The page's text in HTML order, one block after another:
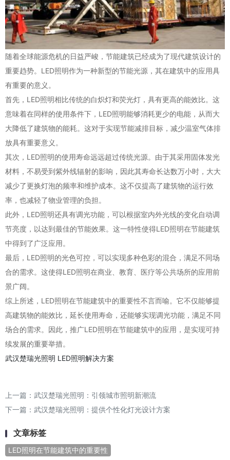
随着全球能源危机的日益严峻，节能建筑已经成为了现代建筑设计的
重要趋势。LED照明作为一种新型的节能光源，其在建筑中的应用具
有重要的意义。
首先，LED照明相比传统的白炽灯和荧光灯，具有更高的能效比。这
意味着在同样的使用条件下，LED照明能够消耗更少的电能，从而大
大降低了建筑物的能耗。这对于实现节能减排目标，减少温室气体排
放具有重要意义。
其次，LED照明的使用寿命远远超过传统光源。由于其采用固体发光
材料，不易受到紫外线辐射的影响，因此其寿命长达数万小时，大大
减少了更换灯泡的频率和维护成本。这不仅提高了建筑物的运行效
率，也减轻了物业管理的负担。
此外，LED照明还具有调光功能，可以根据室内外光线的变化自动调
节亮度，以达到最佳的节能效果。这一特性使得LED照明在节能建筑
中得到了广泛应用。
最后，LED照明的光色可控，可以实现多种色彩的混合，满足不同场
合的需求。这使得LED照明在商业、教育、医疗等公共场所的应用前
景广阔。
综上所述，LED照明在节能建筑中的重要性不言而喻。它不仅能够提
高建筑物的能效比，延长使用寿命，还能够实现调光功能，满足不同
场合的需求。因此，推广LED照明在节能建筑中的应用，是实现可持
续发展的重要举措。
武汉楚瑞光照明 LED照明解决方案
上一篇： 武汉楚瑞光照明：引领城市照明新潮流
下一篇： 武汉楚瑞光照明：提供个性化灯光设计方案
文章标签
LED照明在节能建筑中的重要性